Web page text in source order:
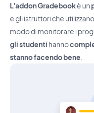
L'addon Gradebookè un
e gli istruttori che
modo di monitorare i
gli studenti hanno
stanno facendo bene